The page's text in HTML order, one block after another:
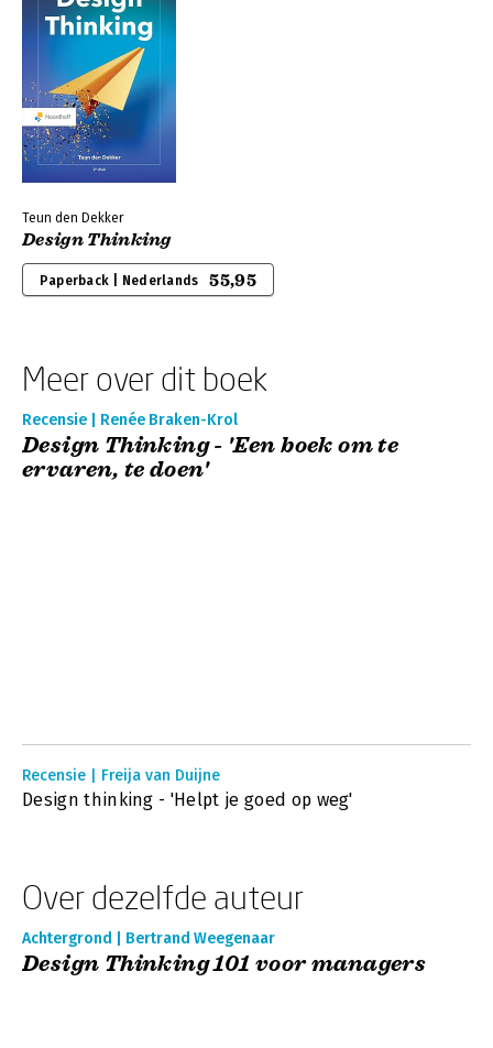
Teun den Dekker
Design Thinking
Paperback | Nederlands 55,95
Meer over dit boek
Recensie | Renée Braken-Krol
Design Thinking - 'Een boek om te
ervaren, te doen'
Recensie | Freija van Duijne
Design thinking - 'Helpt je goed op weg'
Over dezelfde auteur
Achtergrond | Bertrand Weegenaar
Design Thinking 101 voor managers